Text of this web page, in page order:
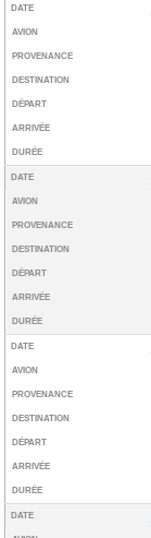
DATE
AVION
PROVENANCE
DESTINATION
DÉPART
ARRIVÉE
DURÉE
DATE
AVION
PROVENANCE
DESTINATION
DÉPART
ARRIVÉE
DURÉE
DATE
AVION
PROVENANCE
DESTINATION
DÉPART
ARRIVÉE
DURÉE
DATE